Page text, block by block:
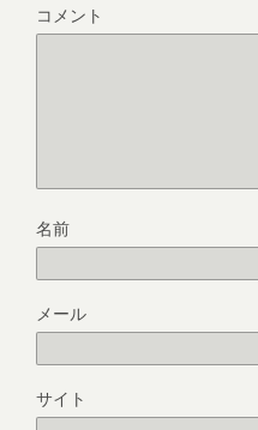
コメント
名前
メール
サイト